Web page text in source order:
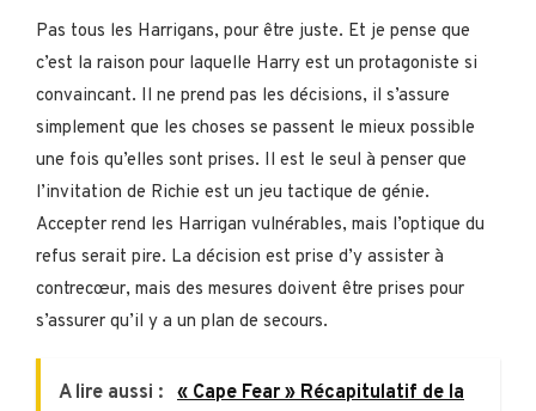
Pas tous les Harrigans, pour être juste. Et je pense que
c’est la raison pour laquelle Harry est un protagoniste si
convaincant. Il ne prend pas les décisions, il s’assure
simplement que les choses se passent le mieux possible
une fois qu’elles sont prises. Il est le seul à penser que
l’invitation de Richie est un jeu tactique de génie.
Accepter rend les Harrigan vulnérables, mais l’optique du
refus serait pire. La décision est prise d’y assister à
contrecœur, mais des mesures doivent être prises pour
s’assurer qu’il y a un plan de secours.
A lire aussi : « Cape Fear » Récapitulatif de la